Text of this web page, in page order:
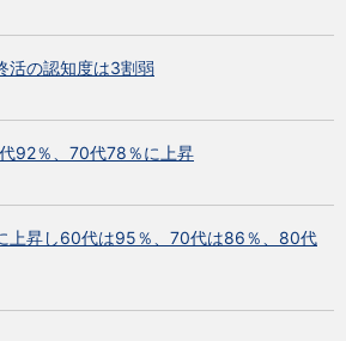
の認知度は3割弱
92％、70代78％に上昇
上昇し60代は95％、70代は86％、80代